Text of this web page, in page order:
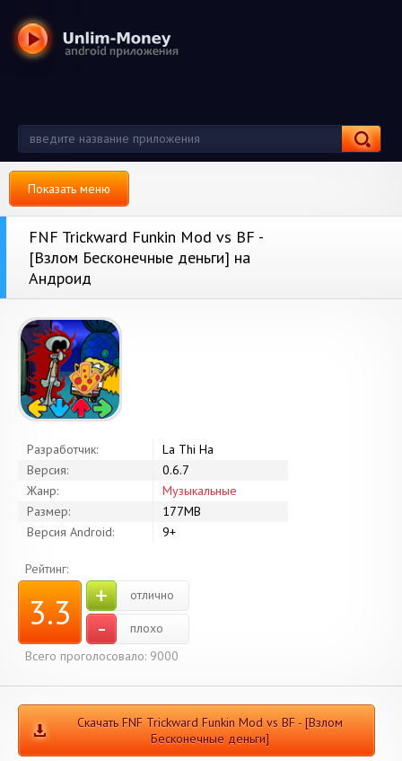
Показать меню
FNF Trickward Funkin Mod vs BF -
[Взлом Бесконечные деньги] на
Андроид
Разработчик:
La Thi Ha
Версия:
0.6.7
Жанр:
Музыкальные
Размер:
177MB
Версия Android:
9+
Рейтинг:
3.3 + отлично
-
плохо
Всего проголосовало: 9000
Скачать FNF Trickward Funkin Mod vs BF - [Взлом
Бесконечные деньги]